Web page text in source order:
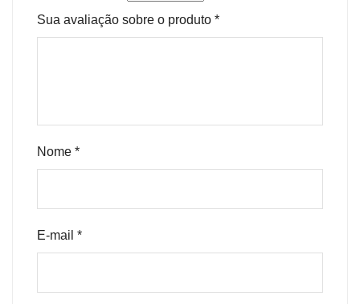
Sua avaliação sobre o produto *
Nome *
E-mail *